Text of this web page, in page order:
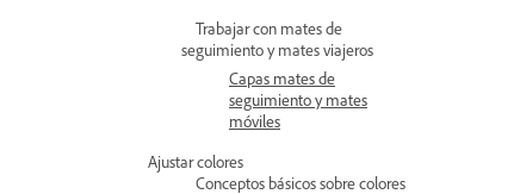
Trabajar con mates de
seguimiento y mates viajeros
Capas mates de
seguimiento y mates
móviles
Ajustar colores
Conceptos básicos sobre colores